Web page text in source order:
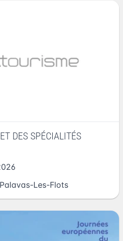
DES SPÉCIALITÉS
Palavas-Les-Flots